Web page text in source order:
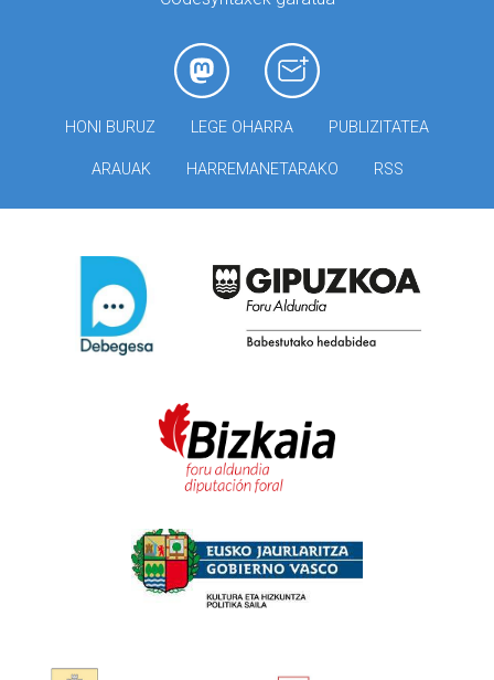
HONI BURUZ LEGE OHARRA PUBLIZITATEA
ARAUAK HARREMANETARAKO RSS